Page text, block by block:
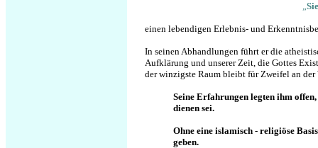
„
einen lebendigen Erlebnis- und
In seinen Abhandlungen führt er die
Aufklärung und unserer Zeit, die Gottes
der winzigste Raum bleibt für Zweifel an
Seine Erfahrungen legten ihm
dienen sei.
Ohne eine islamisch - religiöse
geben.